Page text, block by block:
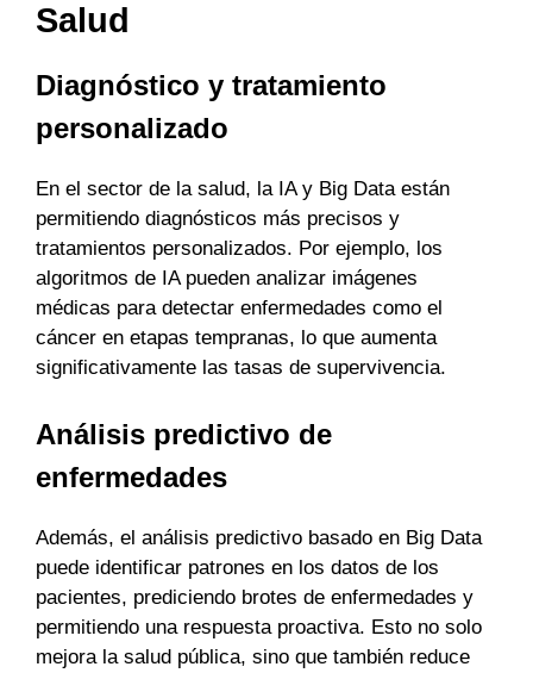
Salud
Diagnóstico y tratamiento
personalizado
En el sector de la salud, la IA y Big Data están
permitiendo diagnósticos más precisos y
tratamientos personalizados. Por ejemplo, los
algoritmos de IA pueden analizar imágenes
médicas para detectar enfermedades como el
cáncer en etapas tempranas, lo que aumenta
significativamente las tasas de supervivencia.
Análisis predictivo de
enfermedades
Además, el análisis predictivo basado en Big Data
puede identificar patrones en los datos de los
pacientes, prediciendo brotes de enfermedades y
permitiendo una respuesta proactiva. Esto no solo
mejora la salud pública, sino que también reduce